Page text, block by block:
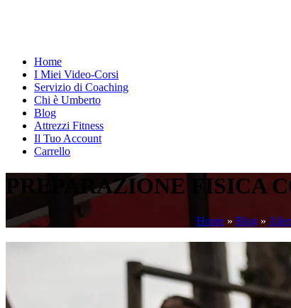
Home
I Miei Video-Corsi
Servizio di Coaching
Chi è Umberto
Blog
Attrezzi Fitness
Il Tuo Account
Carrello
PREPARAZIONE FISICA
Home » Blog »